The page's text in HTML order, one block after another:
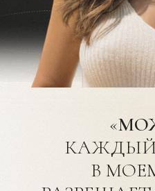
«
КАЖДЫЙ
В